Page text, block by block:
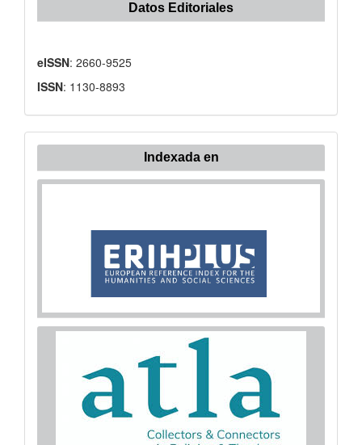
Datos Editoriales
eISSN: 2660-9525
ISSN: 1130-8893
Indexada en